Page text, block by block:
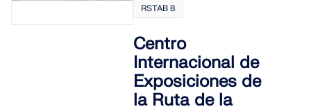
RSTAB 8
Centro
Internacional de
Exposiciones de
la Ruta de la